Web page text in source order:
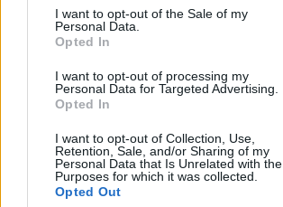
I want to opt-out of the Sale of my
Personal Data.
Opted In
I want to opt-out of processing my
Personal Data for Targeted Advertising.
Opted In
I want to opt-out of Collection, Use,
Retention, Sale, and/or Sharing of my
Personal Data that Is Unrelated with the
Purposes for which it was collected.
Opted Out